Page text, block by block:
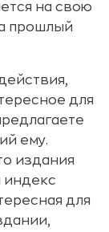
на свою
прошлый
для
ему.
издания
индекс
для